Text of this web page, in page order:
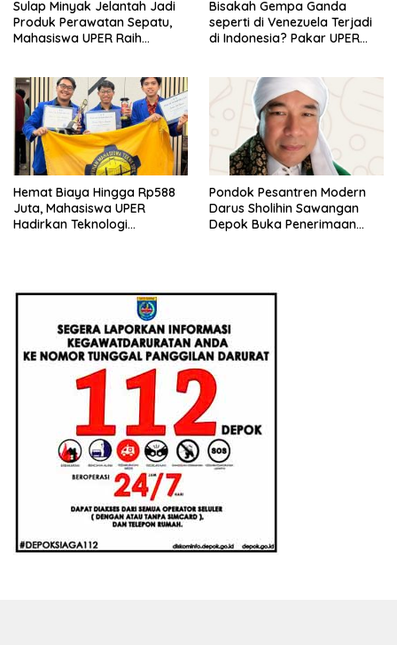
Sulap Minyak Jelantah Jadi
Produk Perawatan Sepatu,
Mahasiswa UPER Raih
Bisakah Gempa Ganda
seperti di Venezuela Terjadi
di Indonesia? Pakar UPER
Hemat Biaya Hingga Rp588
Juta, Mahasiswa UPER
Hadirkan Teknologi
Pondok Pesantren Modern
Darus Sholihin Sawangan
Depok Buka Penerimaan